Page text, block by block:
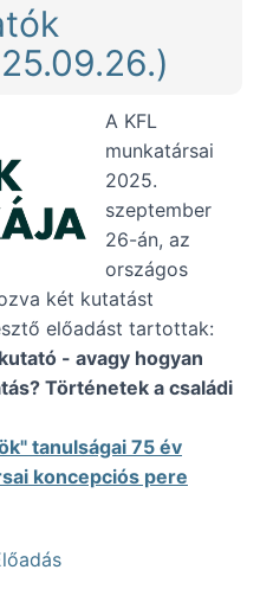
A KFL
munkatársai
2025.
szeptember
26-án, az
országos
két kutatást
előadást tartottak:
- avagy hogyan
Történetek a családi
tanulságai 75 év
koncepciós pere